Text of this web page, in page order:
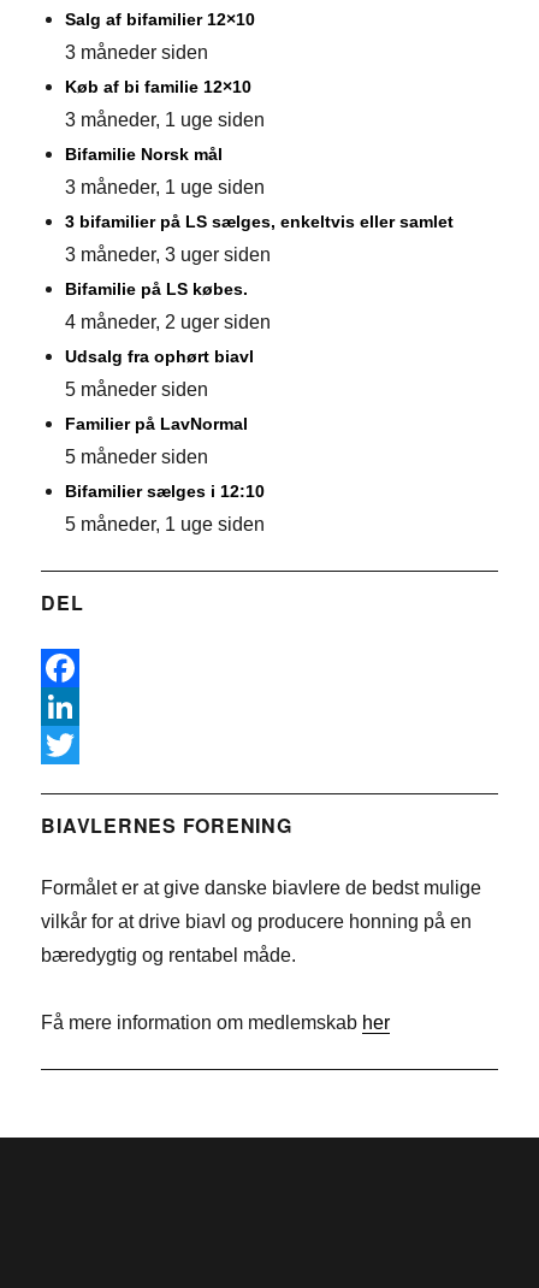
Salg af bifamilier 12×10
3 måneder siden
Køb af bi familie 12×10
3 måneder, 1 uge siden
Bifamilie Norsk mål
3 måneder, 1 uge siden
3 bifamilier på LS sælges, enkeltvis eller samlet
3 måneder, 3 uger siden
Bifamilie på LS købes.
4 måneder, 2 uger siden
Udsalg fra ophørt biavl
5 måneder siden
Familier på LavNormal
5 måneder siden
Bifamilier sælges i 12:10
5 måneder, 1 uge siden
DEL
F
a
e
o
L
n
e
n
w
t
r
BIAVLERNES FORENING
Formålet er at give danske biavlere de bedst mulige
vilkår for at drive biavl og producere honning på en
bæredygtig og rentabel måde.
Få mere information om medlemskab her